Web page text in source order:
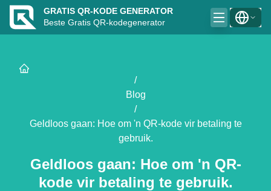
GRATIS QR-KODE GENERATOR
Beste Gratis QR-kodegenerator
/
Blog
/
Geldloos gaan: Hoe om 'n QR-kode vir betaling te
gebruik.
Geldloos gaan: Hoe om 'n QR-
kode vir betaling te gebruik.